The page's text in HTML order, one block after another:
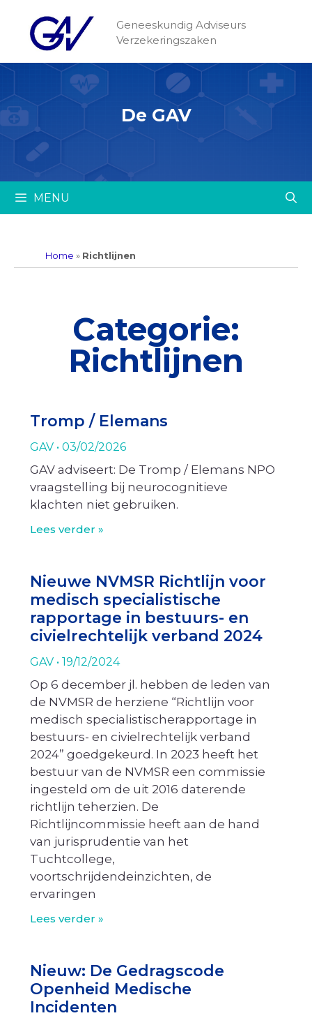
Geneeskundig Adviseurs
Verzekeringszaken
De GAV
MENU
Home » Richtlijnen
Categorie:
Richtlijnen
Tromp / Elemans
GAV 03/02/2026
GAV adviseert: De Tromp / Elemans NPO
vraagstelling bij neurocognitieve
klachten niet gebruiken.
Lees verder »
Nieuwe NVMSR Richtlijn voor
medisch specialistische
rapportage in bestuurs- en
civielrechtelijk verband 2024
GAV 19/12/2024
Op 6 december jl. hebben de leden van
de NVMSR de herziene “Richtlijn voor
medisch specialistischerapportage in
bestuurs- en civielrechtelijk verband
2024” goedgekeurd. In 2023 heeft het
bestuur van de NVMSR een commissie
ingesteld om de uit 2016 daterende
richtlijn teherzien. De
Richtlijncommissie heeft aan de hand
van jurisprudentie van het
Tuchtcollege,
voortschrijdendeinzichten, de
ervaringen
Lees verder »
Nieuw: De Gedragscode
Openheid Medische
Incidenten